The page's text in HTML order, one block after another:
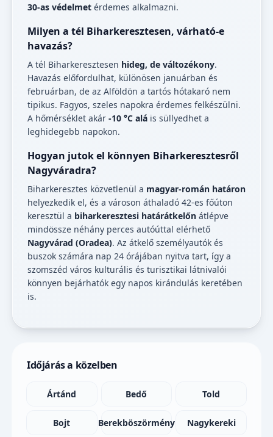
30-as védelmet érdemes alkalmazni.
Milyen a tél Biharkeresztesen, várható-e
havazás?
A tél Biharkeresztesen hideg, de változékony.
Havazás előfordulhat, különösen januárban és
februárban, de az Alföldön a tartós hótakaró nem
tipikus. Fagyos, szeles napokra érdemes felkészülni.
A hőmérséklet akár -10 °C alá is süllyedhet a
leghidegebb napokon.
Hogyan jutok el könnyen Biharkeresztesről
Nagyváradra?
Biharkeresztes közvetlenül a magyar-román határon
helyezkedik el, és a városon áthaladó 42-es főúton
keresztül a biharkeresztesi határátkelőn átlépve
mindössze néhány perces autóúttal elérhető
Nagyvárad (Oradea). Az átkelő személyautók és
buszok számára nap 24 órájában nyitva tart, így a
szomszéd város kulturális és turisztikai látnivalói
könnyen bejárhatók egy napos kirándulás keretében
is.
Időjárás a közelben
Ártánd Bedő Told
Bojt Berekböszörmény Nagykereki